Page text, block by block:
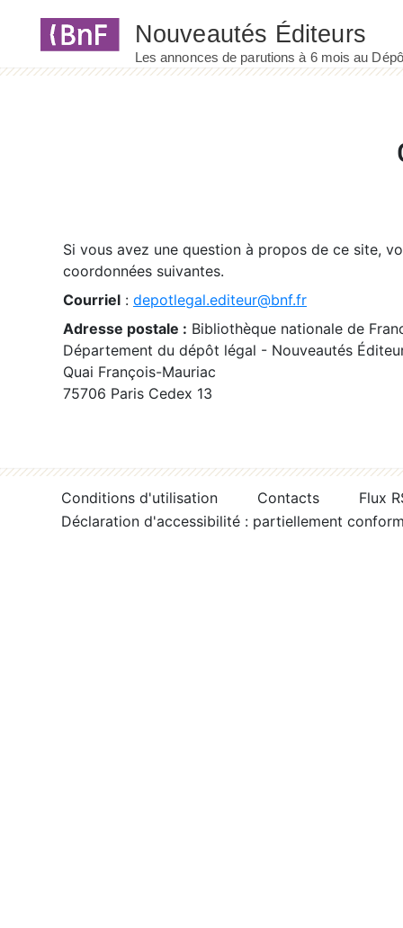
Si vous avez une question à propos de ce site,
coordonnées suivantes.
Courriel : depotlegal.editeur@bnf.fr
Adresse postale : Bibliothèque nationale de
Département du dépôt légal - Nouveautés
Quai François-Mauriac
75706 Paris Cedex 13
Conditions d'utilisation Contacts
Flux
Déclaration d'accessibilité : partiellement